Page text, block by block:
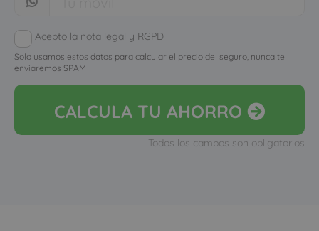
Acepto la nota legal y RGPD
Solo usamos estos datos para calcular el precio del seguro, nunca te
enviaremos SPAM
CALCULA TU AHORRO
Todos los campos son obligatorios